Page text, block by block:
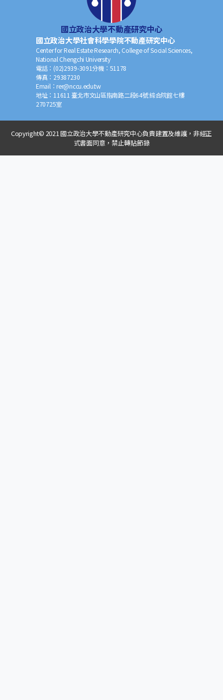
國立政治大學不動產研究中心
國立政治大學社會科學學院不動產研究中心
Center for Real Estate Research, College of Social Sciences,
National Chengchi University
電話： (02)2939-3091分機： 51178
傳真： 29387230
Email：rer@nccu.edu.tw
地址： 11611 臺北市文山區指南路二段64號 綜合院館七樓
270725室
Copyright© 2021 國立政治大學不動產研究中心負責建置及維護，非經正
式書面同意，禁止轉貼節錄